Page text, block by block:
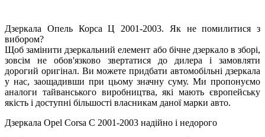
Дзеркала Опель Корса Ц 2001-2003. Як не помилитися з
вибором?
Щоб замінити дзеркальний елемент або бічне дзеркало в зборі,
зовсім не обов'язково звертатися до дилера і замовляти
дорогий оригінал. Ви можете придбати автомобільні дзеркала
у нас, заощадивши при цьому значну суму. Ми пропонуємо
аналоги тайванського виробництва, які мають європейську
якість і доступні більшості власникам даної марки авто.
Дзеркала Opel Corsa C 2001-2003 надійно і недорого